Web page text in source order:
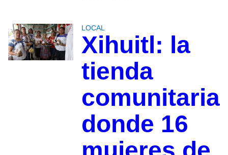
LOCAL
Xihuitl: la
tienda
comunitaria
donde 16